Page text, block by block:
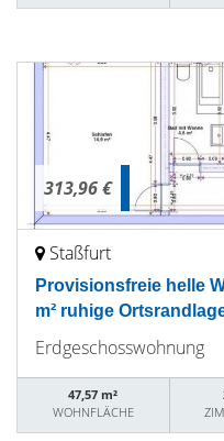
313,96 €
Staßfurt
Provisionsfreie helle
m² ruhige
Erdgeschosswohnung
47,57 m²
WOHNFLÄCHE